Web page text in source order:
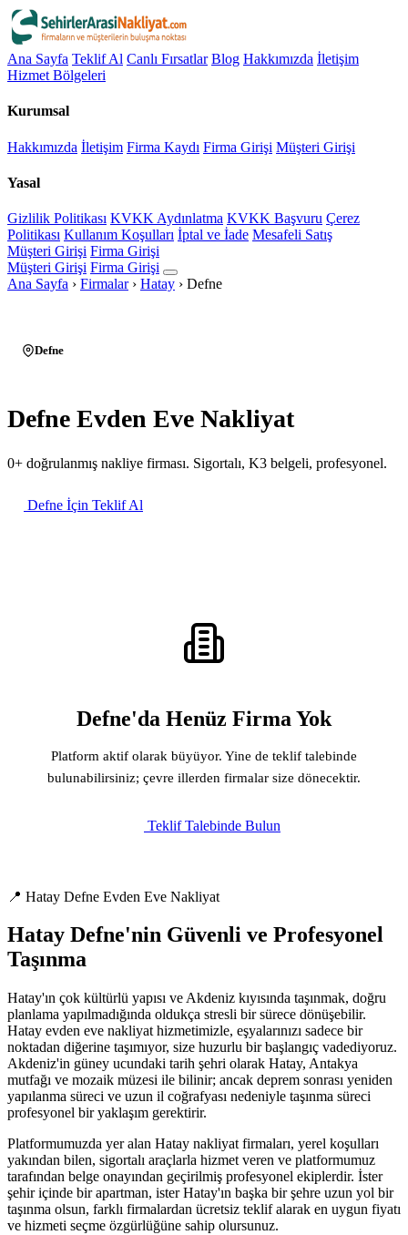
Ana Sayfa Teklif Al Canlı Fırsatlar Blog Hakkımızda İletişim
Hizmet Bölgeleri
Kurumsal
Hakkımızda İletişim Firma Kaydı Firma Girişi Müşteri Girişi
Yasal
Gizlilik Politikası KVKK Aydınlatma KVKK Başvuru Çerez
Politikası Kullanım Koşulları İptal ve İade Mesafeli Satış
Müşteri Girişi Firma Girişi
Müşteri Girişi Firma Girişi
Ana Sayfa › Firmalar › Hatay › Defne
Defne
Defne Evden Eve Nakliyat
0+ doğrulanmış nakliye firması. Sigortalı, K3 belgeli, profesyonel.
Defne İçin Teklif Al
Defne'da Henüz Firma Yok
Platform aktif olarak büyüyor. Yine de teklif talebinde
bulunabilirsiniz; çevre illerden firmalar size dönecektir.
Teklif Talebinde Bulun
📍 Hatay Defne Evden Eve Nakliyat
Hatay Defne'nin Güvenli ve Profesyonel
Taşınma
Hatay'ın çok kültürlü yapısı ve Akdeniz kıyısında taşınmak, doğru
planlama yapılmadığında oldukça stresli bir sürece dönüşebilir.
Hatay evden eve nakliyat hizmetimizle, eşyalarınızı sadece bir
noktadan diğerine taşımıyor, size huzurlu bir başlangıç vadediyoruz.
Akdeniz'in güney ucundaki tarih şehri olarak Hatay, Antakya
mutfağı ve mozaik müzesi ile bilinir; ancak deprem sonrası yeniden
yapılanma süreci ve uzun il coğrafyası nedeniyle taşınma süreci
profesyonel bir yaklaşım gerektirir.
Platformumuzda yer alan Hatay nakliyat firmaları, yerel koşulları
yakından bilen, sigortalı araçlarla hizmet veren ve platformumuz
tarafından belge onayından geçirilmiş profesyonel ekiplerdir. İster
şehir içinde bir apartman, ister Hatay'ın başka bir şehre uzun yol bir
taşınma olsun, farklı firmalardan ücretsiz teklif alarak en uygun fiyatı
ve hizmeti seçme özgürlüğüne sahip olursunuz.